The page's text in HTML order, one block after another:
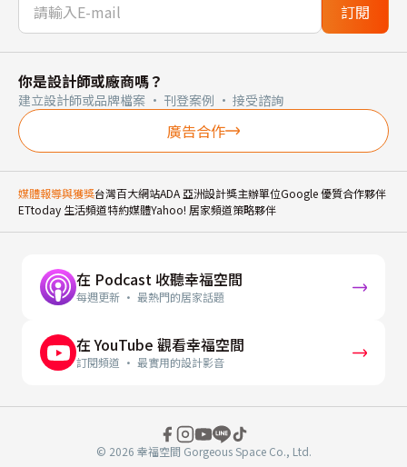
訂閱
你是設計師或廠商嗎？
建立設計師或品牌檔案 · 刊登案例 · 接受諮詢
廣告合作
媒體報導與獲獎台灣百大網站ADA 亞洲設計獎主辦單位Google 優質合作夥伴
ETtoday 生活頻道特約媒體Yahoo! 居家頻道策略夥伴
在 Podcast 收聽幸福空間
每週更新 · 最熱門的居家話題
在 YouTube 觀看幸福空間
訂閱頻道 · 最實用的設計影音
© 2026 幸福空間 Gorgeous Space Co., Ltd.